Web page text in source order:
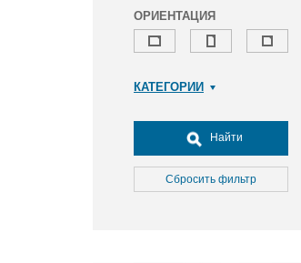
ОРИЕНТАЦИЯ
КАТЕГОРИИ
Досуг, туризм и отдых
Культура
Медицина
Найти
Сбросить фильтр